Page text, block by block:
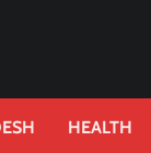
HEALTH